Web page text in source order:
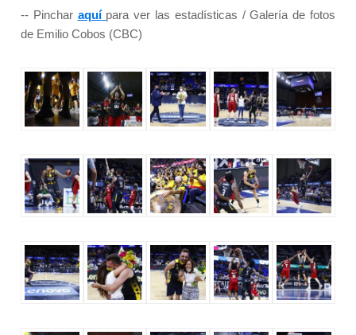
-- Pinchar aquí para ver las estadísticas / Galería de fotos
de Emilio Cobos (CBC)